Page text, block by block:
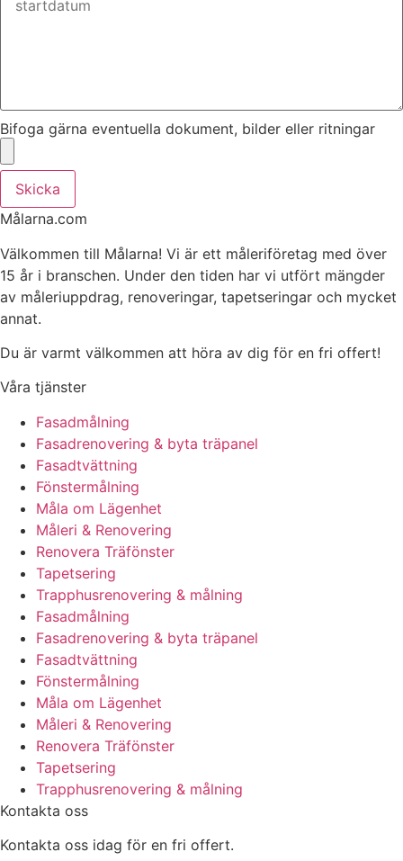
Bifoga gärna eventuella dokument, bilder eller ritningar
Skicka
Målarna.com
Välkommen till Målarna! Vi är ett måleriföretag med över
15 år i branschen. Under den tiden har vi utfört mängder
av måleriuppdrag, renoveringar, tapetseringar och mycket
annat.
Du är varmt välkommen att höra av dig för en fri offert!
Våra tjänster
Fasadmålning
Fasadrenovering & byta träpanel
Fasadtvättning
Fönstermålning
Måla om Lägenhet
Måleri & Renovering
Renovera Träfönster
Tapetsering
Trapphusrenovering & målning
Fasadmålning
Fasadrenovering & byta träpanel
Fasadtvättning
Fönstermålning
Måla om Lägenhet
Måleri & Renovering
Renovera Träfönster
Tapetsering
Trapphusrenovering & målning
Kontakta oss
Kontakta oss idag för en fri offert.